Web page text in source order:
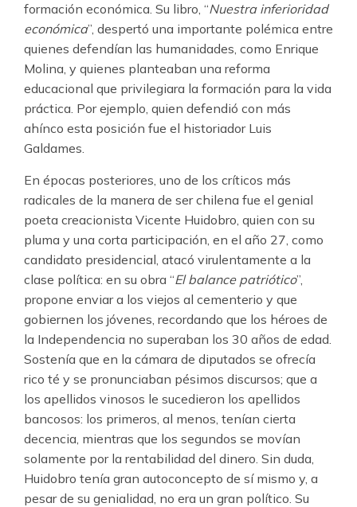
formación económica. Su libro, “Nuestra inferioridad
económica”, despertó una importante polémica entre
quienes defendían las humanidades, como Enrique
Molina, y quienes planteaban una reforma
educacional que privilegiara la formación para la vida
práctica. Por ejemplo, quien defendió con más
ahínco esta posición fue el historiador Luis
Galdames.
En épocas posteriores, uno de los críticos más
radicales de la manera de ser chilena fue el genial
poeta creacionista Vicente Huidobro, quien con su
pluma y una corta participación, en el año 27, como
candidato presidencial, atacó virulentamente a la
clase política: en su obra “El balance patriótico”,
propone enviar a los viejos al cementerio y que
gobiernen los jóvenes, recordando que los héroes de
la Independencia no superaban los 30 años de edad.
Sostenía que en la cámara de diputados se ofrecía
rico té y se pronunciaban pésimos discursos; que a
los apellidos vinosos le sucedieron los apellidos
bancosos: los primeros, al menos, tenían cierta
decencia, mientras que los segundos se movían
solamente por la rentabilidad del dinero. Sin duda,
Huidobro tenía gran autoconcepto de sí mismo y, a
pesar de su genialidad, no era un gran político. Su